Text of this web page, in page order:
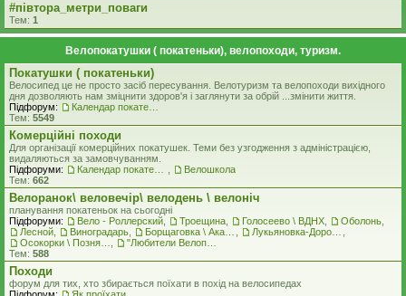
#‎пiвтора_метри_поваги‬
Тем: 1
Велопокатушки ( покатеньки), велопоходи, туризм.
Покатушки ( покатеньки)
Велосипед це не просто засіб пересування. Велотуризм та велопоходи вихідного
дня дозволяють нам зміцнити здоров'я і заглянути за обрій ...змінити життя.
Підфорум:
Тем: 5549
Комерцiйнi походи
Для організації комерційних покатушек. Теми без узгодження з адміністрацією,
видаляються за замовчуванням.
Підфоруми:
Велошкола
Тем: 662
Велоранок\ веловечір\ велодень \ велоніч
планування покатеньок на сьогодні
Підфоруми:
Вело - Роллерский Троещина Голосеево \ ВДНХ Оболонь
Лесной
Виноградарь
Тем: 588
Походи
форум для тих, хто збирається поїхати в похід на велосипедах